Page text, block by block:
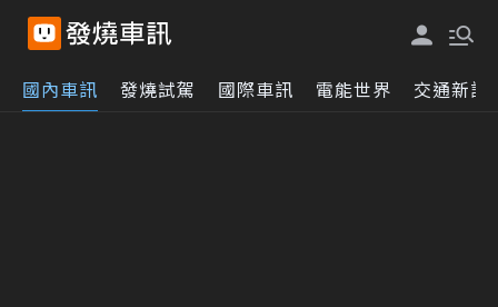
國內車訊 發燒試駕 國際車訊 電能世界 交通新訊